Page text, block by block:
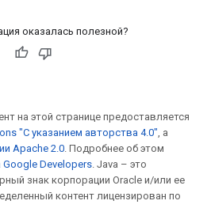
оказалась полезной?
на этой странице предоставляется
"С указанием авторства 4.0", а
Apache 2.0. Подробнее об этом
Google Developers. Java – это
знак корпорации Oracle и/или ее
контент лицензирован по